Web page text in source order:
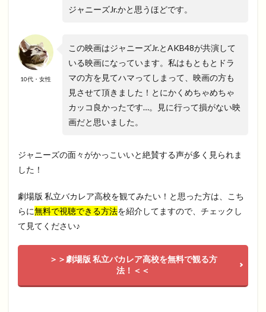
ジャニーズJr.かと思うほどです。
10代・女性
この映画はジャニーズJr.とAKB48が共演して
いる映画になっています。私はもともとドラ
マの方を見てハマってしまって、映画の方も
見させて頂きました！とにかくめちゃめちゃ
カッコ良かったです…。見に行って損がない映
画だと思いました。
ジャニーズの面々がかっこいいと絶賛する声が多く見られま
した！
劇場版 私立バカレア高校を観てみたい！と思った方は、こち
らに無料で視聴できる方法を紹介してますので、チェックし
て見てください♪
＞＞劇場版 私立バカレア高校を無料で観る方
法！＜＜